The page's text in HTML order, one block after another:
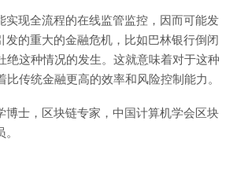
实现全流程的在线监管监控，因而可能发
发的重大的金融危机，比如巴林银行倒闭
绝这种情况的发生。这就意味着对于这种
比传统金融更高的效率和风险控制能力。
博士，区块链专家，中国计算机学会区块